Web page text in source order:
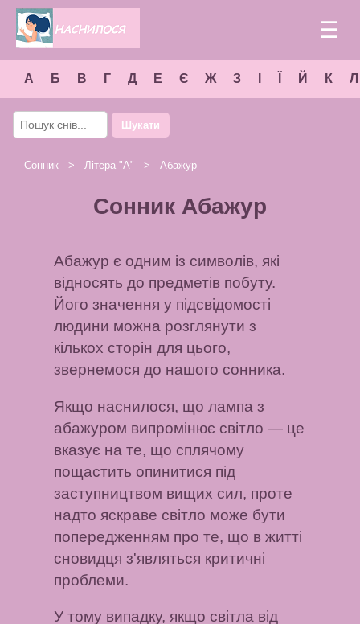
☰
А Б В Г Д Е Є Ж З Й К Л
Шукати
Сонник > Літера "А" > Абажур
Сонник Абажур
Абажур є одним із символів, які
відносять до предметів побуту.
Його значення у підсвідомості
людини можна розглянути з
кількох сторін для цього,
звернемося до нашого сонника.
Якщо наснилося, що лампа з
абажуром випромінює світло — це
вказує на те, що сплячому
пощастить опинитися під
заступництвом вищих сил, проте
надто яскраве світло може бути
попередженням про те, що в житті
сновидця з'являться критичні
проблеми.
У тому випадку, якщо світла від